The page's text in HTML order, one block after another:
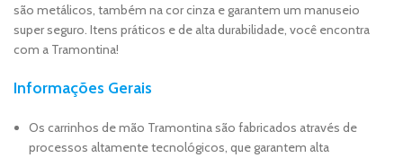
são metálicos, também na cor cinza e garantem um manuseio
super seguro. Itens práticos e de alta durabilidade, você encontra
com a Tramontina!
Informações Gerais
Os carrinhos de mão Tramontina são fabricados através de
processos altamente tecnológicos, que garantem alta